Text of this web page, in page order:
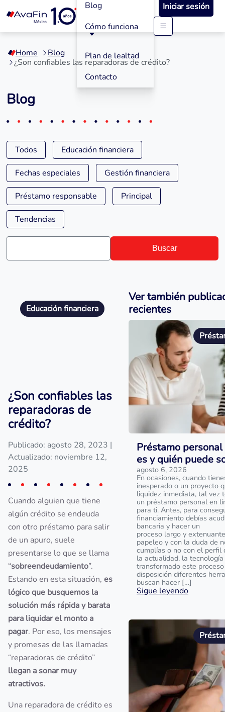
contenido
Blog
Cómo funciona
Plan de lealtad
Contacto
Iniciar sesión
Home
Blog
¿Son confiables las reparadoras de crédito?
Blog
Todos Educación financiera
Fechas especiales Gestión financiera
Préstamo responsable Principal
Tendencias
Buscar
Educación financiera
¿Son confiables las
reparadoras de
crédito?
Publicado: agosto 28, 2023 |
Actualizado: noviembre 12,
2025
Cuando alguien que tiene
algún crédito se endeuda
con otro préstamo para salir
de un apuro, suele
presentarse lo que se llama
“sobreendeudamiento”.
Estando en esta situación, es
lógico que busquemos la
solución más rápida y barata
para liquidar el monto a
pagar. Por eso, los mensajes
y promesas de las llamadas
“reparadoras de crédito”
llegan a sonar muy
atractivos.
Una reparadora de crédito es
Ver también
recientes
Préstamo
es y quién puede
agosto 6, 2026
En ocasiones, cuando
inesperado o un proyecto
liquidez inmediata, tal vez
un préstamo personal en
para ti. Antes, para
financiamiento debías
bancaria y hacer un
proceso largo y
papeleo y con la duda de
cumplías o no con el
la actualidad, la
transformado este
disposición diferentes
buscan hacer […]
Sigue leyendo